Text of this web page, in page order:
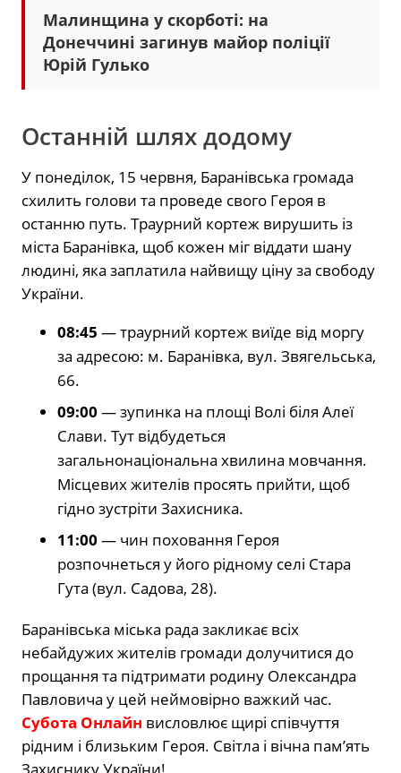
Малинщина у скорботі: на
Донеччині загинув майор поліції
Юрій Гулько
Останній шлях додому
У понеділок, 15 червня, Баранівська громада
схилить голови та проведе свого Героя в
останню путь. Траурний кортеж вирушить із
міста Баранівка, щоб кожен міг віддати шану
людині, яка заплатила найвищу ціну за свободу
України.
08:45 — траурний кортеж виїде від моргу
за адресою: м. Баранівка, вул. Звягельська,
66.
09:00 — зупинка на площі Волі біля Алеї
Слави. Тут відбудеться
загальнонаціональна хвилина мовчання.
Місцевих жителів просять прийти, щоб
гідно зустріти Захисника.
11:00 — чин поховання Героя
розпочнеться у його рідному селі Стара
Гута (вул. Садова, 28).
Баранівська міська рада закликає всіх
небайдужих жителів громади долучитися до
прощання та підтримати родину Олександра
Павловича у цей неймовірно важкий час.
Субота Онлайн висловлює щирі співчуття
рідним і близьким Героя. Світла і вічна пам’ять